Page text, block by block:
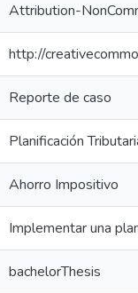
Attribution-
http://
Reporte de caso
Planificación
Ahorro Impositivo
Implementar una
bachelorThesis